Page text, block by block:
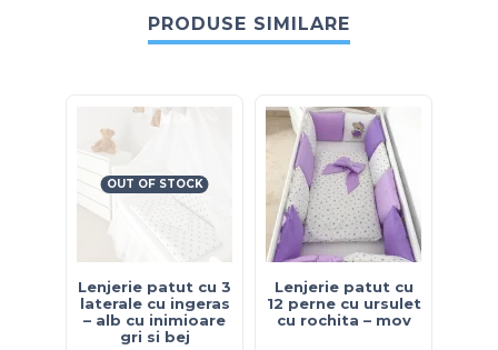
PRODUSE SIMILARE
OUT OF STOCK
Lenjerie patut cu 3
laterale cu ingeras
– alb cu inimioare
gri si bej
Lenjerie patut cu
12 perne cu ursulet
cu rochita – mov